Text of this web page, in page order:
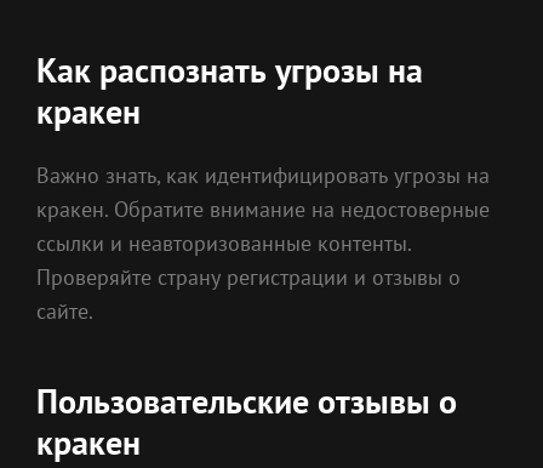
Как распознать угрозы на
кракен
Важно знать, как идентифицировать угрозы на
кракен. Обратите внимание на недостоверные
ссылки и неавторизованные контенты.
Проверяйте страну регистрации и отзывы о
сайте.
Пользовательские отзывы о
кракен